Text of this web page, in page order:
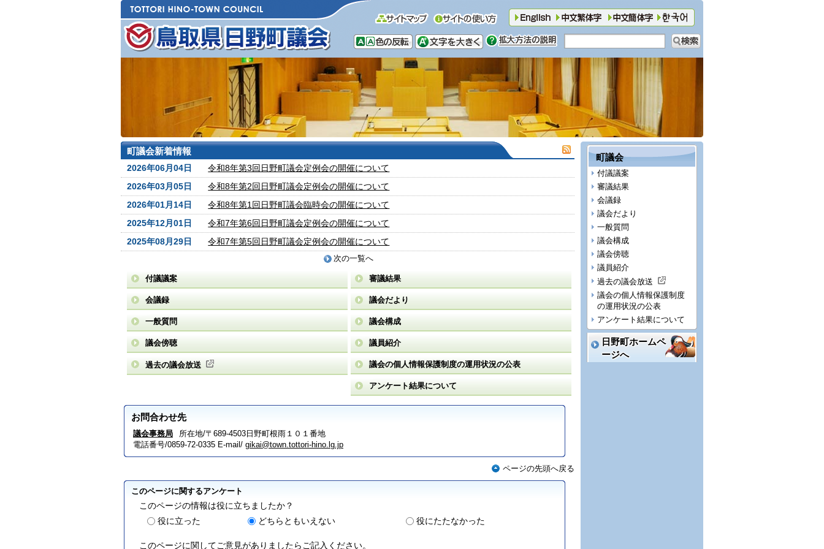
町議会新着情報
2026年06月04日
令和8年第3回日野町議会定例会の開催について
2026年03月05日
令和8年第2回日野町議会定例会の開催について
2026年01月14日
令和8年第1回日野町議会臨時会の開催について
2025年12月01日
令和7年第6回日野町議会定例会の開催について
2025年08月29日
令和7年第5回日野町議会定例会の開催について
次の一覧へ
付議議案 審議結果
会議録 議会だより
一般質問 議会構成
議会傍聴 議員紹介
過去の議会放送 議会の個人情報保護制度の運用状況の公表
アンケート結果について
お問合わせ先
議会事務局
所在地/〒689-4503日野町根雨１０１番地
電話番号/0859-72-0335 E-mail/ gikai@town.tottori-hino.lg.jp
ページの先頭へ戻る
このページに関するアンケート
このページの情報は役に立ちましたか？
役に立った
どちらともいえない 役にたたなかった
このページに関してご意見がありましたらご記入ください。
町議会
付議議案
審議結果
会議録
議会だより
一般質問
議会構成
議会傍聴
議員紹介
過去の議会放送
議会の個人情報保護制度
の運用状況の公表
アンケート結果について
日野町ホームペ
ージへ